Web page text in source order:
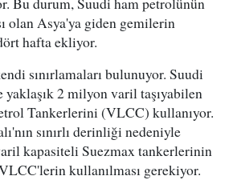
olan Asya'ya giden gemilerin
hafta ekliyor.
sınırlamaları bulunuyor. Suudi
2 milyon varil taşıyabilen
Tankerlerini (VLCC) kullanıyor.
sınırlı derinliği nedeniyle
kapasiteli Suezmax tankerlerinin
kullanılması gerekiyor.